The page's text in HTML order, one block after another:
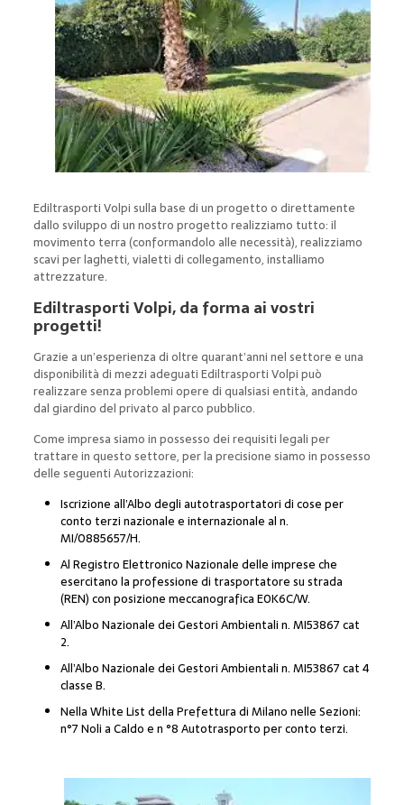
Ediltrasporti Volpi sulla base di un progetto o direttamente
dallo sviluppo di un nostro progetto realizziamo tutto: il
movimento terra (conformandolo alle necessità), realizziamo
scavi per laghetti, vialetti di collegamento, installiamo
attrezzature.
Ediltrasporti Volpi, da forma ai vostri
progetti!
Grazie a un’esperienza di oltre quarant’anni nel settore e una
disponibilità di mezzi adeguati Ediltrasporti Volpi può
realizzare senza problemi opere di qualsiasi entità, andando
dal giardino del privato al parco pubblico.
Come impresa siamo in possesso dei requisiti legali per
trattare in questo settore, per la precisione siamo in possesso
delle seguenti Autorizzazioni:
Iscrizione all’Albo degli autotrasportatori di cose per
conto terzi nazionale e internazionale al n.
MI/0885657/H.
Al Registro Elettronico Nazionale delle imprese che
esercitano la professione di trasportatore su strada
(REN) con posizione meccanografica E0K6C/W.
All’Albo Nazionale dei Gestori Ambientali n. MI53867 cat
2.
All’Albo Nazionale dei Gestori Ambientali n. MI53867 cat 4
classe B.
Nella White List della Prefettura di Milano nelle Sezioni:
n°7 Noli a Caldo e n °8 Autotrasporto per conto terzi.